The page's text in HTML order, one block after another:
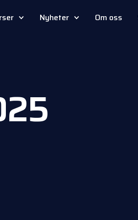
Nyheter Om oss